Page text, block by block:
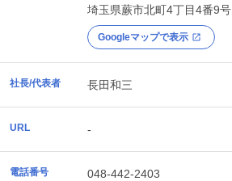
埼玉県蕨市北町4丁目4番9号
Googleマップで表示
社長/代表者 長田和三
URL -
電話番号 048-442-2403